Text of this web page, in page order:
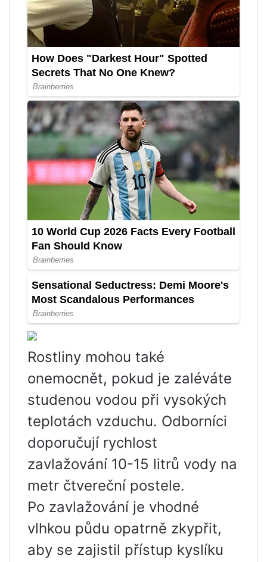
Rostliny mohou také
onemocnět, pokud je zaléváte
studenou vodou při vysokých
teplotách vzduchu. Odborníci
doporučují rychlost
zavlažování 10-15 litrů vody na
metr čtvereční postele.
Po zavlažování je vhodné
vlhkou půdu opatrně zkypřit,
aby se zajistil přístup kyslíku